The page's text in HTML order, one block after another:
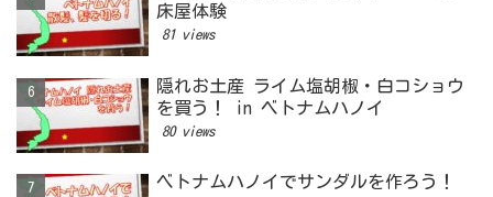
床屋体験
81 views
隠れお土産 ライム塩胡椒・白コショウ
を買う！ in ベトナムハノイ
80 views
ベトナムハノイでサンダルを作ろう！